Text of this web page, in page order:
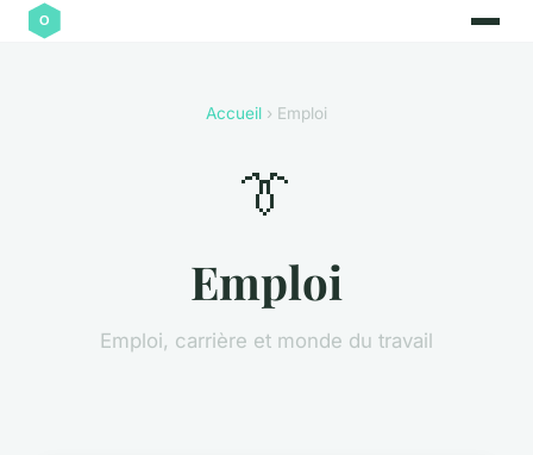
Accueil › Emploi
👔
Emploi
Emploi, carrière et monde du travail